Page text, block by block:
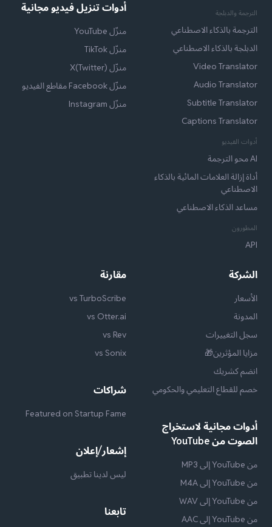
الترجمة والدبلجة
الترجمة بالذكاء الاصطناعي
الدبلجة بالذكاء الاصطناعي
Video Translator
Audio Translator
Subtitle Translator
Captions Translator
أدوات الفيديو
AI محو الترجمة
أداة إزالة العلامات المائية بالذكاء
الاصطناعي
مساعد الذكاء الاصطناعي
المطورون
API
أدوات تنزيل فيديو مجانية
منزّل YouTube
منزّل TikTok
منزّل X(Twitter)
منزّل Facebook مقاطع الفيديو
منزّل Instagram
الشركة
الأسعار
المدونة
سجل التغييرات
مزايا المؤثرين🎁
انضم كشريك
خصم للقطاع التعليمي والحكومي
أدوات مجانية لاستخراج
الصوت من YouTube
من YouTube إلى MP3
من YouTube إلى M4A
من YouTube إلى WAV
من YouTube إلى AAC
مقارنة
vs TurboScribe
vs Otter.ai
vs Rev
vs Sonix
شراكات
Featured on Startup Fame
إشعار/إعلان
ليس لدينا تطبيق
تابعنا